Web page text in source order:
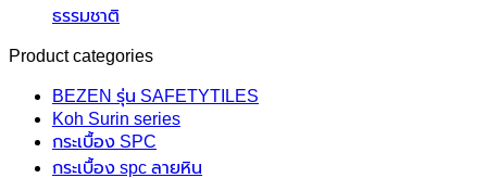
ธรรมชาติ
Product categories
BEZEN รุ่น SAFETYTILES
Koh Surin series
กระเบื้อง SPC
กระเบื้อง spc ลายหิน